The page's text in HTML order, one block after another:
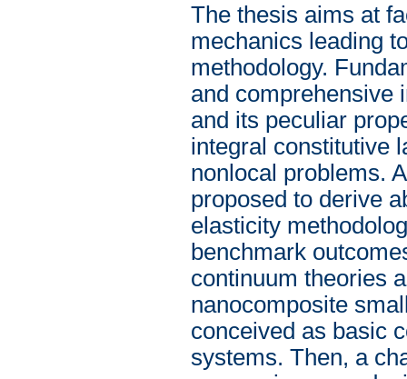
The thesis aims at
mechanics leading
methodology.
and comprehensive
and its peculiar
integral constitutive
nonlocal problems.
proposed to derive
elasticity
benchmark
continuum theories
nanocomposite
conceived as basic
systems. Then, a